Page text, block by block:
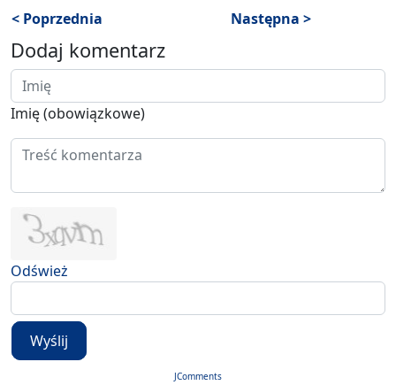
< Poprzednia Następna >
Dodaj komentarz
Imię (obowiązkowe)
Odśwież
Wyślij
JComments